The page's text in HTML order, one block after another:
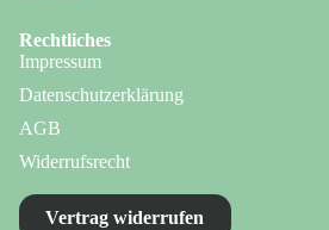
Rechtliches
Impressum
Datenschutzerklärung
AGB
Widerrufsrecht
Vertrag widerrufen